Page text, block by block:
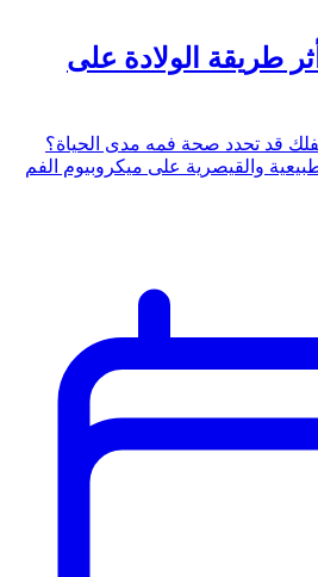
طريقة الولادة على
قد تحدد صحة فمه مدى الحياة؟
والقيصرية على ميكروبيوم الفم